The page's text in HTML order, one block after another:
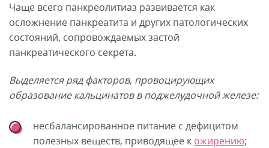
Чаще всего панкреолитиаз развивается как
осложнение панкреатита и других патологических
состояний, сопровождаемых застой
панкреатического секрета.
Выделяется ряд факторов, провоцирующих
образование кальцинатов в поджелудочной железе:
несбалансированное питание с дефицитом
полезных веществ, приводящее к ожирению;